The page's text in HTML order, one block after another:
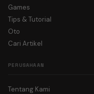
Games
Tips & Tutorial
Oto
Cari Artikel
PERUSAHAAN
Tentang Kami